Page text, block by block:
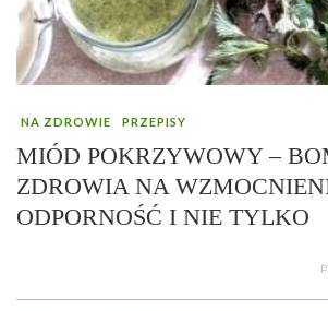
NA ZDROWIE PRZEPISY
MIÓD POKRZYWOWY –
ZDROWIA NA
ODPORNOŚĆ I NIE TYLKO